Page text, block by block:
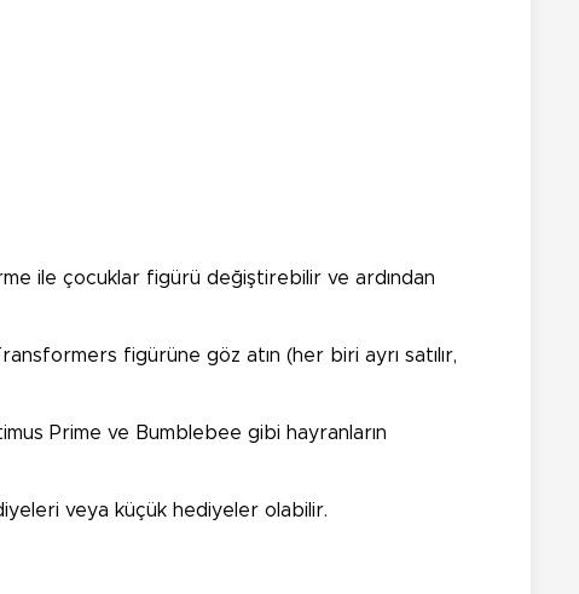
ile çocuklar figürü değiştirebilir ve ardından
figürüne göz atın (her biri ayrı satılır,
Prime ve Bumblebee gibi hayranların
veya küçük hediyeler olabilir.